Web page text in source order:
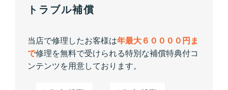
トラブル補償
当店で修理したお客様は年最大６００００円ま
で修理を無料で受けられる特別な補償特典付コ
ンテンツを用意しております。